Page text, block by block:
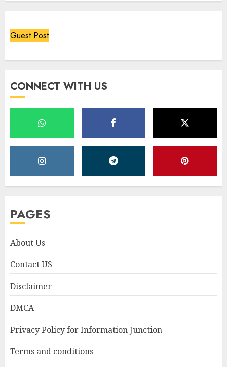
Guest Post
CONNECT WITH US
PAGES
About Us
Contact US
Disclaimer
DMCA
Privacy Policy for Information Junction
Terms and conditions